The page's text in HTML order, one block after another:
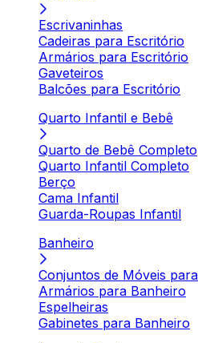
Escrivaninhas
Cadeiras para Escritório
Armários para Escritório
Gaveteiros
Balcões para Escritório
Quarto Infantil e Bebê
Quarto de Bebê Completo
Quarto Infantil Completo
Berço
Cama Infantil
Guarda-Roupas Infantil
Banheiro
Conjuntos de Móveis
Armários para Banheiro
Espelheiras
Gabinetes para Banheiro